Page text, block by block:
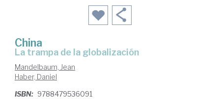
China
la trampa de la globalización
Mandelbaum, Jean
Haber, Daniel
ISBN: 9788479536091